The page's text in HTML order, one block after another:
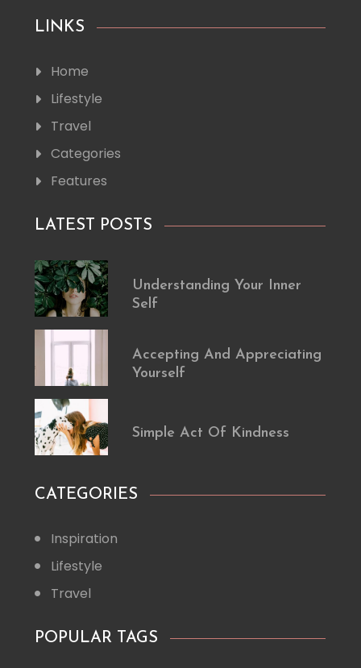
LINKS
Home
Lifestyle
Travel
Categories
Features
LATEST POSTS
Understanding Your Inner
Self
Accepting And Appreciating
Yourself
Simple Act Of Kindness
CATEGORIES
Inspiration
Lifestyle
Travel
POPULAR TAGS